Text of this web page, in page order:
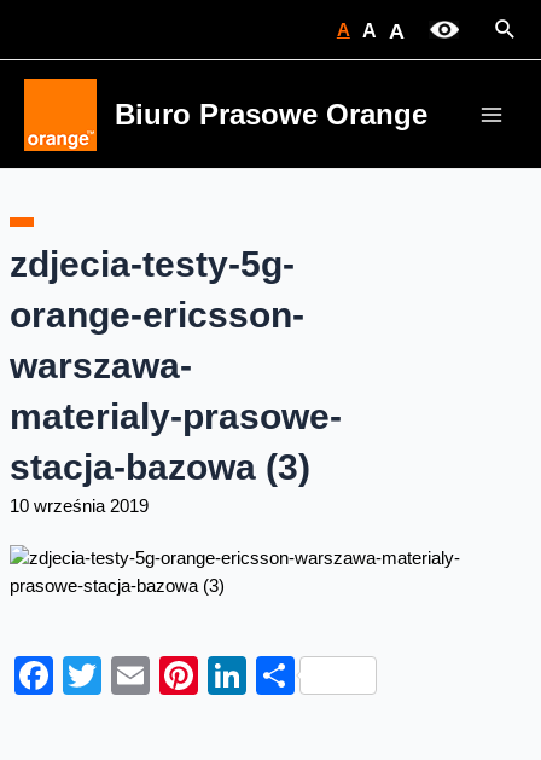
A A A
Biuro Prasowe Orange
zdjecia-testy-5g-
orange-ericsson-
warszawa-
materialy-prasowe-
stacja-bazowa (3)
10 września 2019
Facebook
Twitter
EmailPinterest
LinkedIn
Share